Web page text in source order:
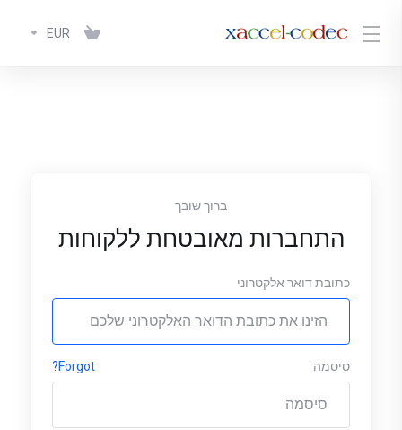
EUR
ברוך שובך
התחברות מאובטחת ללקוחות
כתובת דואר אלקטרוני
סיסמה Forgot?